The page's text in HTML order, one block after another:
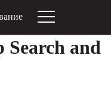
Search and